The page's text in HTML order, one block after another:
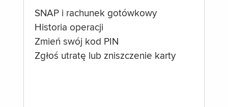
SNAP i rachunek gotówkowy
Historia operacji
Zmień swój kod PIN
Zgłoś utratę lub zniszczenie karty